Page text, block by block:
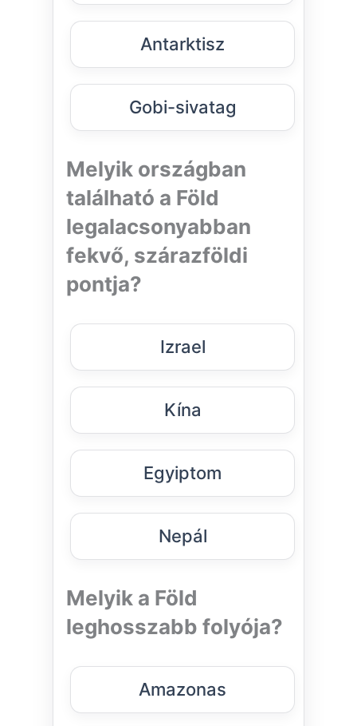
Antarktisz
Gobi-sivatag
Melyik országban
található a Föld
legalacsonyabban
fekvő, szárazföldi
pontja?
Izrael
Kína
Egyiptom
Nepál
Melyik a Föld
leghosszabb folyója?
Amazonas